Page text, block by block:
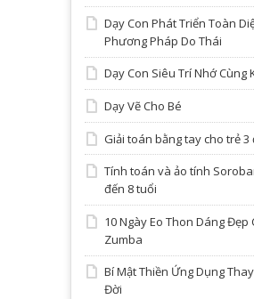
Dạy Con Phát Triển Toàn
Phương Pháp Do Thái
Dạy Con Siêu Trí Nhớ Cùng
Dạy Vẽ Cho Bé
Giải toán bằng tay cho trẻ 3
Tính toán và ảo tính
đến 8 tuổi
10 Ngày Eo Thon Dáng Đẹp
Zumba
Bí Mật Thiền Ứng Dụng
Đời